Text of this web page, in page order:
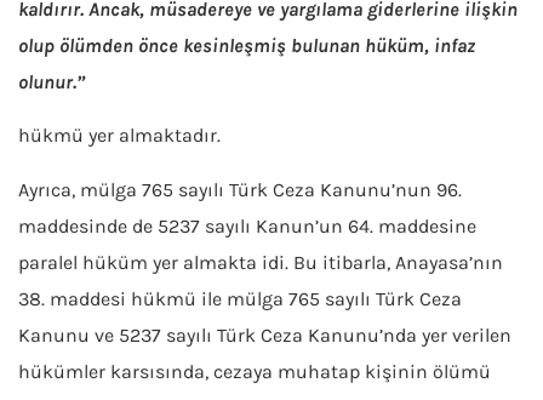
kaldırır. Ancak, müsadereye ve yargılama giderlerine ilişkin
olup ölümden önce kesinleşmiş bulunan hüküm, infaz
olunur.”
hükmü yer almaktadır.
Ayrıca, mülga 765 sayılı Türk Ceza Kanunu’nun 96.
maddesinde de 5237 sayılı Kanun’un 64. maddesine
paralel hüküm yer almakta idi. Bu itibarla, Anayasa’nın
38. maddesi hükmü ile mülga 765 sayılı Türk Ceza
Kanunu ve 5237 sayılı Türk Ceza Kanunu’nda yer verilen
hükümler karsısında, cezaya muhatap kişinin ölümü